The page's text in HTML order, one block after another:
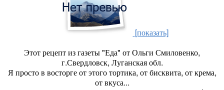
[показать]
Этот рецепт из газеты "Еда" от Ольги Смиловенко,
г.Свердловск, Луганская обл.
Я просто в восторге от этого тортика, от бисквита, от крема,
от вкуса...